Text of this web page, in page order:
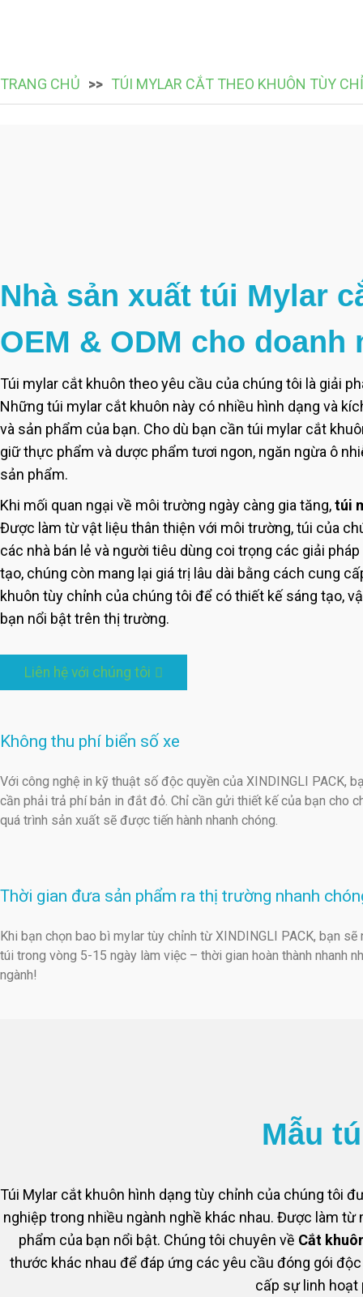
TRANG CHỦ TÚI MYLAR CẮT THEO KHUÔN TÙY
Nhà sản xuất túi Mylar
OEM & ODM cho doanh
Túi mylar cắt khuôn theo yêu cầu của chúng tôi là giải
Những túi mylar cắt khuôn này có nhiều hình dạng và
và sản phẩm của bạn. Cho dù bạn cần túi mylar cắt
giữ thực phẩm và dược phẩm tươi ngon, ngăn ngừa ô
sản phẩm.
Khi mối quan ngại về môi trường ngày càng gia tăng,túi
Được làm từ vật liệu thân thiện với môi trường, túi của
các nhà bán lẻ và người tiêu dùng coi trọng các giải
tạo, chúng còn mang lại giá trị lâu dài bằng cách cung
khuôn tùy chỉnh của chúng tôi để có thiết kế sáng tạo,
bạn nổi bật trên thị trường.
Liên hệ với chúng tôi
Không thu phí biển số xe
Với công nghệ in kỹ thuật số độc quyền của XINDINGLI PACK,
cần phải trả phí bản in đắt đỏ. Chỉ cần gửi thiết kế của bạn cho
quá trình sản xuất sẽ được tiến hành nhanh chóng.
Thời gian đưa sản phẩm ra thị trường nhanh
Khi bạn chọn bao bì mylar tùy chỉnh từ XINDINGLI PACK, bạn
túi trong vòng 5-15 ngày làm việc – thời gian hoàn thành nhanh
ngành!
Mẫu
Túi Mylar cắt khuôn hình dạng tùy chỉnh của chúng tôi
nghiệp trong nhiều ngành nghề khác nhau. Được làm
phẩm của bạn nổi bật. Chúng tôi chuyên về Cắt
thước khác nhau để đáp ứng các yêu cầu đóng gói
cấp sự linh hoạt